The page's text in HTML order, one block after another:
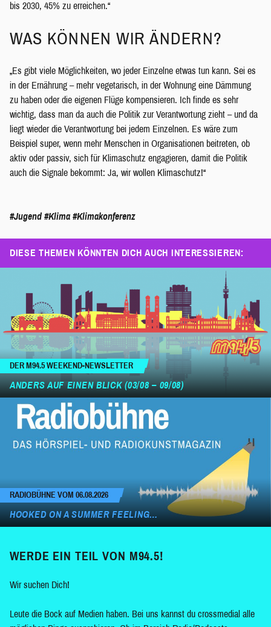
bis 2030, 45% zu erreichen.“
WAS KÖNNEN WIR ÄNDERN?
„Es gibt viele Möglichkeiten, wo jeder Einzelne etwas tun kann. Sei es
in der Ernährung – mehr vegetarisch, in der Wohnung eine Dämmung
zu haben oder die eigenen Flüge kompensieren. Ich finde es sehr
wichtig, dass man da auch die Politik zur Verantwortung zieht – und da
liegt wieder die Verantwortung bei jedem Einzelnen. Es wäre zum
Beispiel super, wenn mehr Menschen in Organisationen beitreten, ob
aktiv oder passiv, sich für Klimaschutz engagieren, damit die Politik
auch die Signale bekommt: Ja, wir wollen Klimaschutz!“
#Jugend #Klima #Klimakonferenz
DIESE THEMEN KÖNNTEN DICH AUCH INTERESSIEREN:
DER M94.5 WEEKEND-NEWSLETTER
ANDERS AUF EINEN BLICK (03/08 – 09/08)
RADIOBÜHNE VOM 06.08.2026
HOOKED ON A SUMMER FEELING…
WERDE EIN TEIL VON M94.5!
Wir suchen Dich!
Leute die Bock auf Medien haben. Bei uns kannst du crossmedial alle